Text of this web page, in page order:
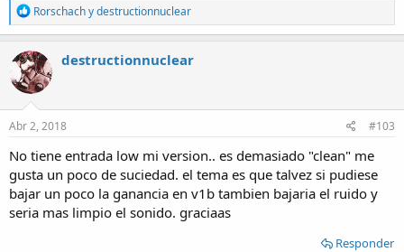
R
e
a
c
t
i
o
n
s
Rorschachydestructionnuclear
destructionnuclear
Abr 2, 2018 #103
No tiene entrada low mi version.. es demasiado "clean" me
gusta un poco de suciedad. el tema es que talvez si pudiese
bajar un poco la ganancia en v1b tambien bajaria el ruido y
seria mas limpio el sonido. graciaas
Responder